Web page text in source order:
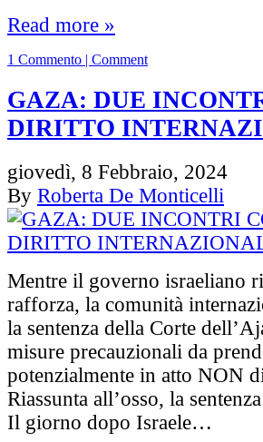
Read more »
1 Commento | Comment
GAZA: DUE
DIRITTO
giovedì, 8 Febbraio, 2024
By Roberta De Monticelli
Mentre il governo israeliano
rafforza, la comunità
la sentenza della Corte
misure precauzionali da
potenzialmente in atto NON
Riassunta all’osso, la
Il giorno dopo Israele…